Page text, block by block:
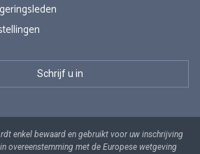
enkel bewaard en gebruikt voor uw inschrijving
overeenstemming met de Europese wetgeving